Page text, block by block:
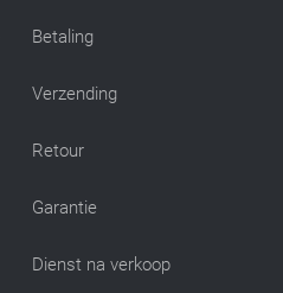
Betaling
Verzending
Retour
Garantie
Dienst na verkoop